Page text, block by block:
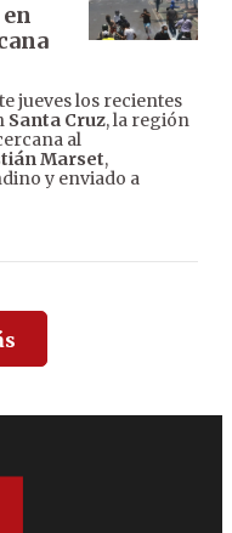
jueves los recientes
Santa Cruz, la región
al
Marset,
y enviado a